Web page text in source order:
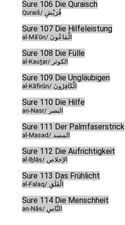
Sure 106 Die Quraisch
Quraiš/ قُرَيْشٍ
Sure 107 Die Hilfeleistung
al-Māʿūn/ الْمَاعُونَ
Sure 108 Die Fülle
al-Kauṯar/ الكوثر
Sure 109 Die Ungläubigen
al-Kāfirūn/ الْكَافِرُونَ
Sure 110 Die Hilfe
an-Nasr/ النصر
Sure 111 Der Palmfaserstrick
al-Masad/ المسد
Sure 112 Die Aufrichtigkeit
al-Iḫlāṣ/ الإخلاص
Sure 113 Das Frühlicht
al-Falaq/ الْفَلَقِ
Sure 114 Die Menschheit
an-Nās/ النَّاسِ